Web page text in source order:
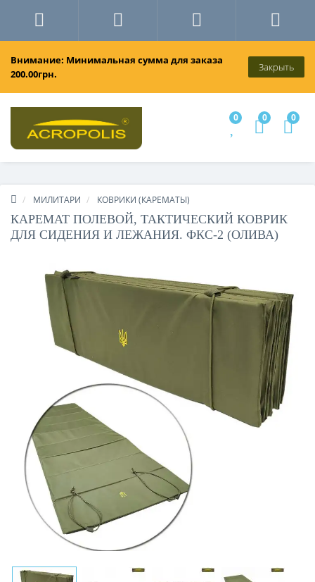
Внимание: Минимальная сумма для заказа
200.00грн.
Закрыть
0 0 0
МИЛИТАРИ КОВРИКИ (КАРЕМАТЫ)
КАРЕМАТ ПОЛЕВОЙ, ТАКТИЧЕСКИЙ КОВРИК
ДЛЯ СИДЕНИЯ И ЛЕЖАНИЯ. ФКС-2 (ОЛИВА)